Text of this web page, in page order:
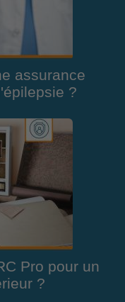
assurance
?
Pro pour un
?